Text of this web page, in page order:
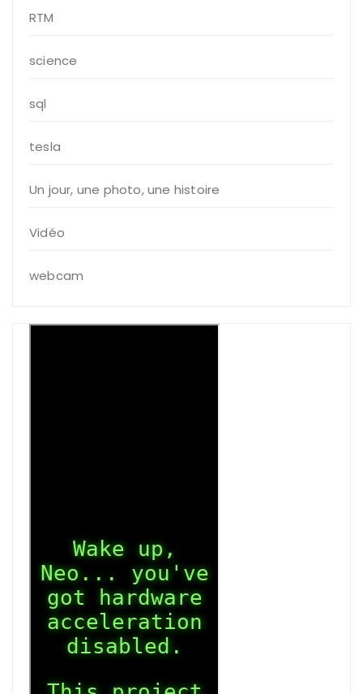
RTM
science
sql
tesla
Un jour, une photo, une histoire
Vidéo
webcam